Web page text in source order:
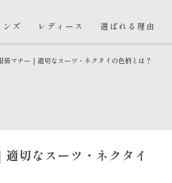
ンズ レディース 選ばれる理由
マナー｜適切なスーツ・ネクタイの色柄とは？
切なスーツ・ネクタイ